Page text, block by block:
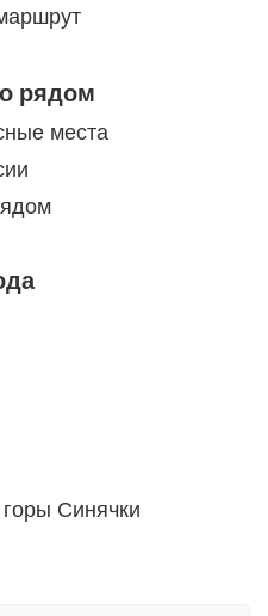
рядом
места
Синячки